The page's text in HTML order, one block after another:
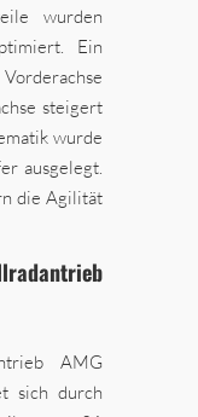
wurden
Ein
steigert
wurde
ausgelegt.
die Agilität
AMG
sich durch